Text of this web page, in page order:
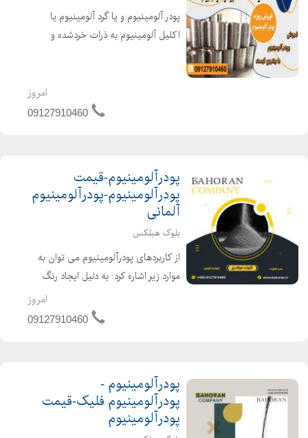
پودر آلومینیوم و یا گرد آلومینیوم یا
اکلیل آلومینیوم به ذرات خردشده و
بتنهای سبک مورد است...
امروز
09127910460
پودرآلومینیوم-قیمت
پودرآلومینیوم-پودرآلومینیوم
آلمانی
بلوک هبلکس
از کاربردهای پودرآلومینیوم می توان به
موارد زیر اشاره کرد: به دلیل ایجاد رنگ
های روشن در زمان سوختن آلومینیوم، از
پودر آلومینیوم برای ایجاد جلوه های
امروز
09127910460
پودرآلومینیوم -
پودرآلومینیوم فلیک-قیمت
پودرآلومینیوم